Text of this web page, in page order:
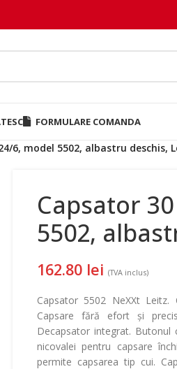
FORMULARE COMANDA
6, model 5502, albastru deschis,
Capsator
5502,
162.80 lei (TVA inclus)
Capsator 5502 NeXXt
Capsare fără efort și
Decapsator integrat. Butonul
nicovalei pentru capsare
permite capsarea tip cui.